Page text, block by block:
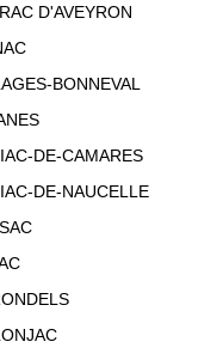
D'AVEYRON
BONNEVAL
DE-CAMARES
DE-NAUCELLE